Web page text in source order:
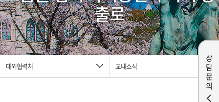
상담 문의
출로
대외협력처 교내소식